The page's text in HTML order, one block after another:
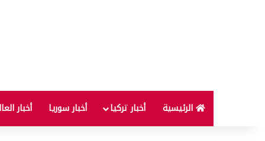
الرئيسية أخبار تركيا أخبار سوريا أخبار